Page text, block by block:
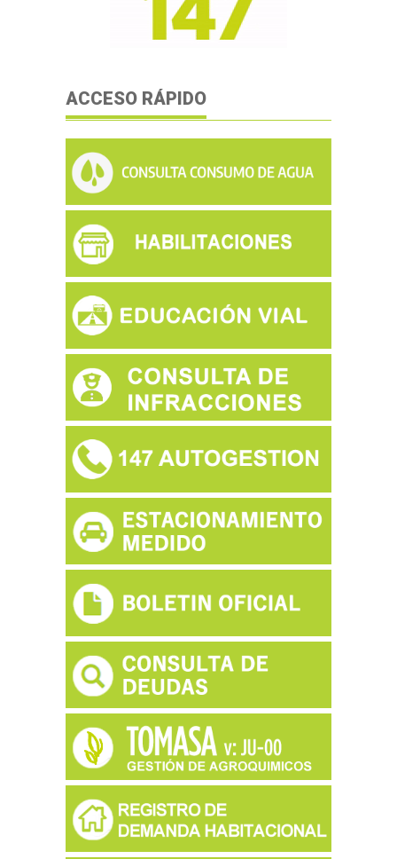
ACCESO RÁPIDO